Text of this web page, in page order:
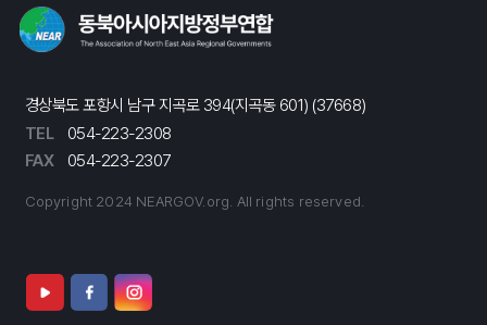
경상북도 포항시 남구 지곡로 394(지곡동 601) (37668)
TEL
054-223-2308
FAX
054-223-2307
Copyright 2024 NEARGOV.org. All rights reserved.